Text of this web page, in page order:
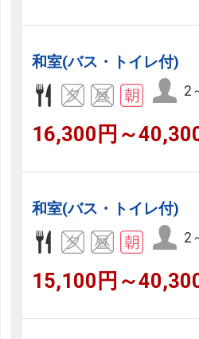
和室(バス・トイレ付)
2
16,300円～
和室(バス・トイレ付)
2
15,100円～